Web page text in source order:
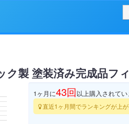
製 塗装済み完成品フ
1ヶ月に43回以上購入されてい
直近1ヶ月間でランキングが上が